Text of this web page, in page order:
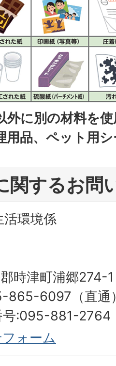
外に別の材料を
用品、ペット用
関するお問
環境係
時津町浦郷274-1
865-6097（直通
号:095-881-2764
ォーム